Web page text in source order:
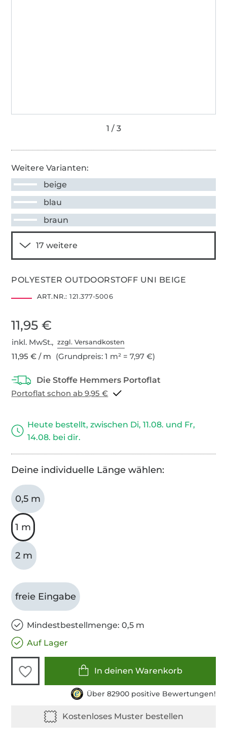
Weitere Varianten:
beige
blau
braun
POLYESTER OUTDOORSTOFF UNI BEIGE
ART.NR.: 121.377-5006
11,95 €
inkl. MwSt.,zzgl. Versandkosten
11,95 € / m (Grundpreis: 1 m² = 7,97 €)
Portoflat schon ab 9,95 €
Heute bestellt, zwischen Di, 11.08. und Fr,
14.08. bei dir.
Deine individuelle Länge wählen:
0,5 m
1 m
2 m
freie Eingabe
Mindestbestellmenge: 0,5 m
Auf Lager
In deinen Warenkorb
Über 82900 positive Bewertungen!